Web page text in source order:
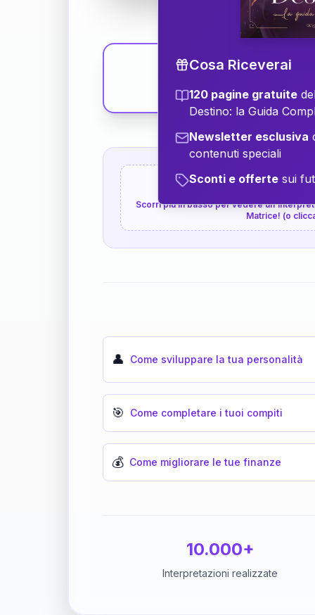
👇 P.S. Interpretazione
Scorri più in basso per vedere
Matrice! (o
👤 Come sviluppare la tua personalità
🎯 Come completare i tuoi compiti
💰 Come migliorare le tue finanze
10.000+
Interpretazioni realizzate
Cosa Riceverai
120 pagine gratuite
Destino: la Guida
Newsletter esclusiva
contenuti speciali
Sconti e offerte sui